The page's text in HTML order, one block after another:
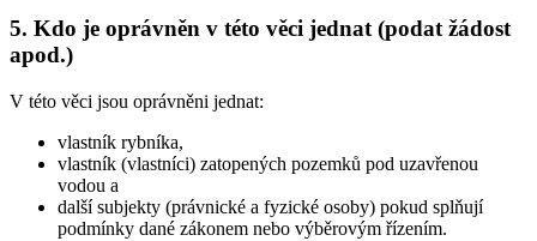
5. Kdo je oprávněn v této věci jednat (podat žádost
apod.)
V této věci jsou oprávněni jednat:
vlastník rybníka,
vlastník (vlastníci) zatopených pozemků pod uzavřenou
vodou a
další subjekty (právnické a fyzické osoby) pokud splňují
podmínky dané zákonem nebo výběrovým řízením.